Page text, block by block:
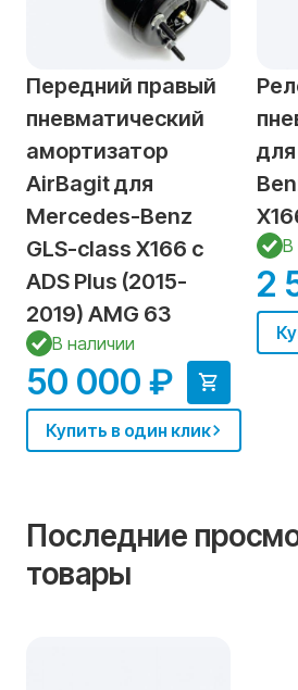
Передний правый
пневматический
амортизатор
AirBagit для
Mercedes-Benz
GLS-class X166 с
ADS Plus (2015-
2019) AMG 63
В наличии
50 000 ₽
Купить в один клик
В
2
Последние
товары